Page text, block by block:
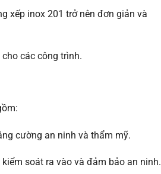
xếp inox 201 trở nên đơn giản và
các công trình.
cường an ninh và thẩm mỹ.
soát ra vào và đảm bảo an ninh.